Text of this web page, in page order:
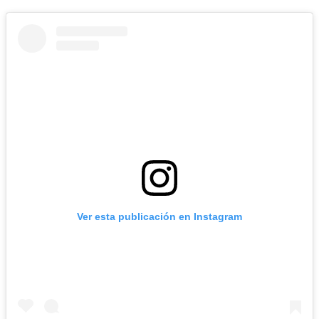
Ver esta publicación en Instagram